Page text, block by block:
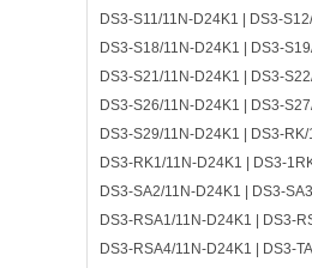
DS3-S11/11N-D24K1 | DS3-
DS3-S18/11N-D24K1 | DS3-
DS3-S21/11N-D24K1 | DS3-
DS3-S26/11N-D24K1 | DS3-
DS3-S29/11N-D24K1 | DS3-
DS3-RK1/11N-D24K1 | DS3-
DS3-SA2/11N-D24K1 | DS3-
DS3-RSA1/11N-D24K1 | DS3-
DS3-RSA4/11N-D24K1 | DS3-